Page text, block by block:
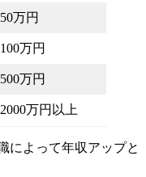
万円
万円
万円
万円以上
によって年収アップと